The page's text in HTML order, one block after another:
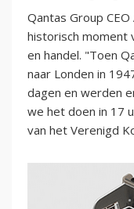
Qantas Group
historisch moment
en handel. "Toen
naar Londen in
dagen en werden
we het doen in 17
van het Verenigd